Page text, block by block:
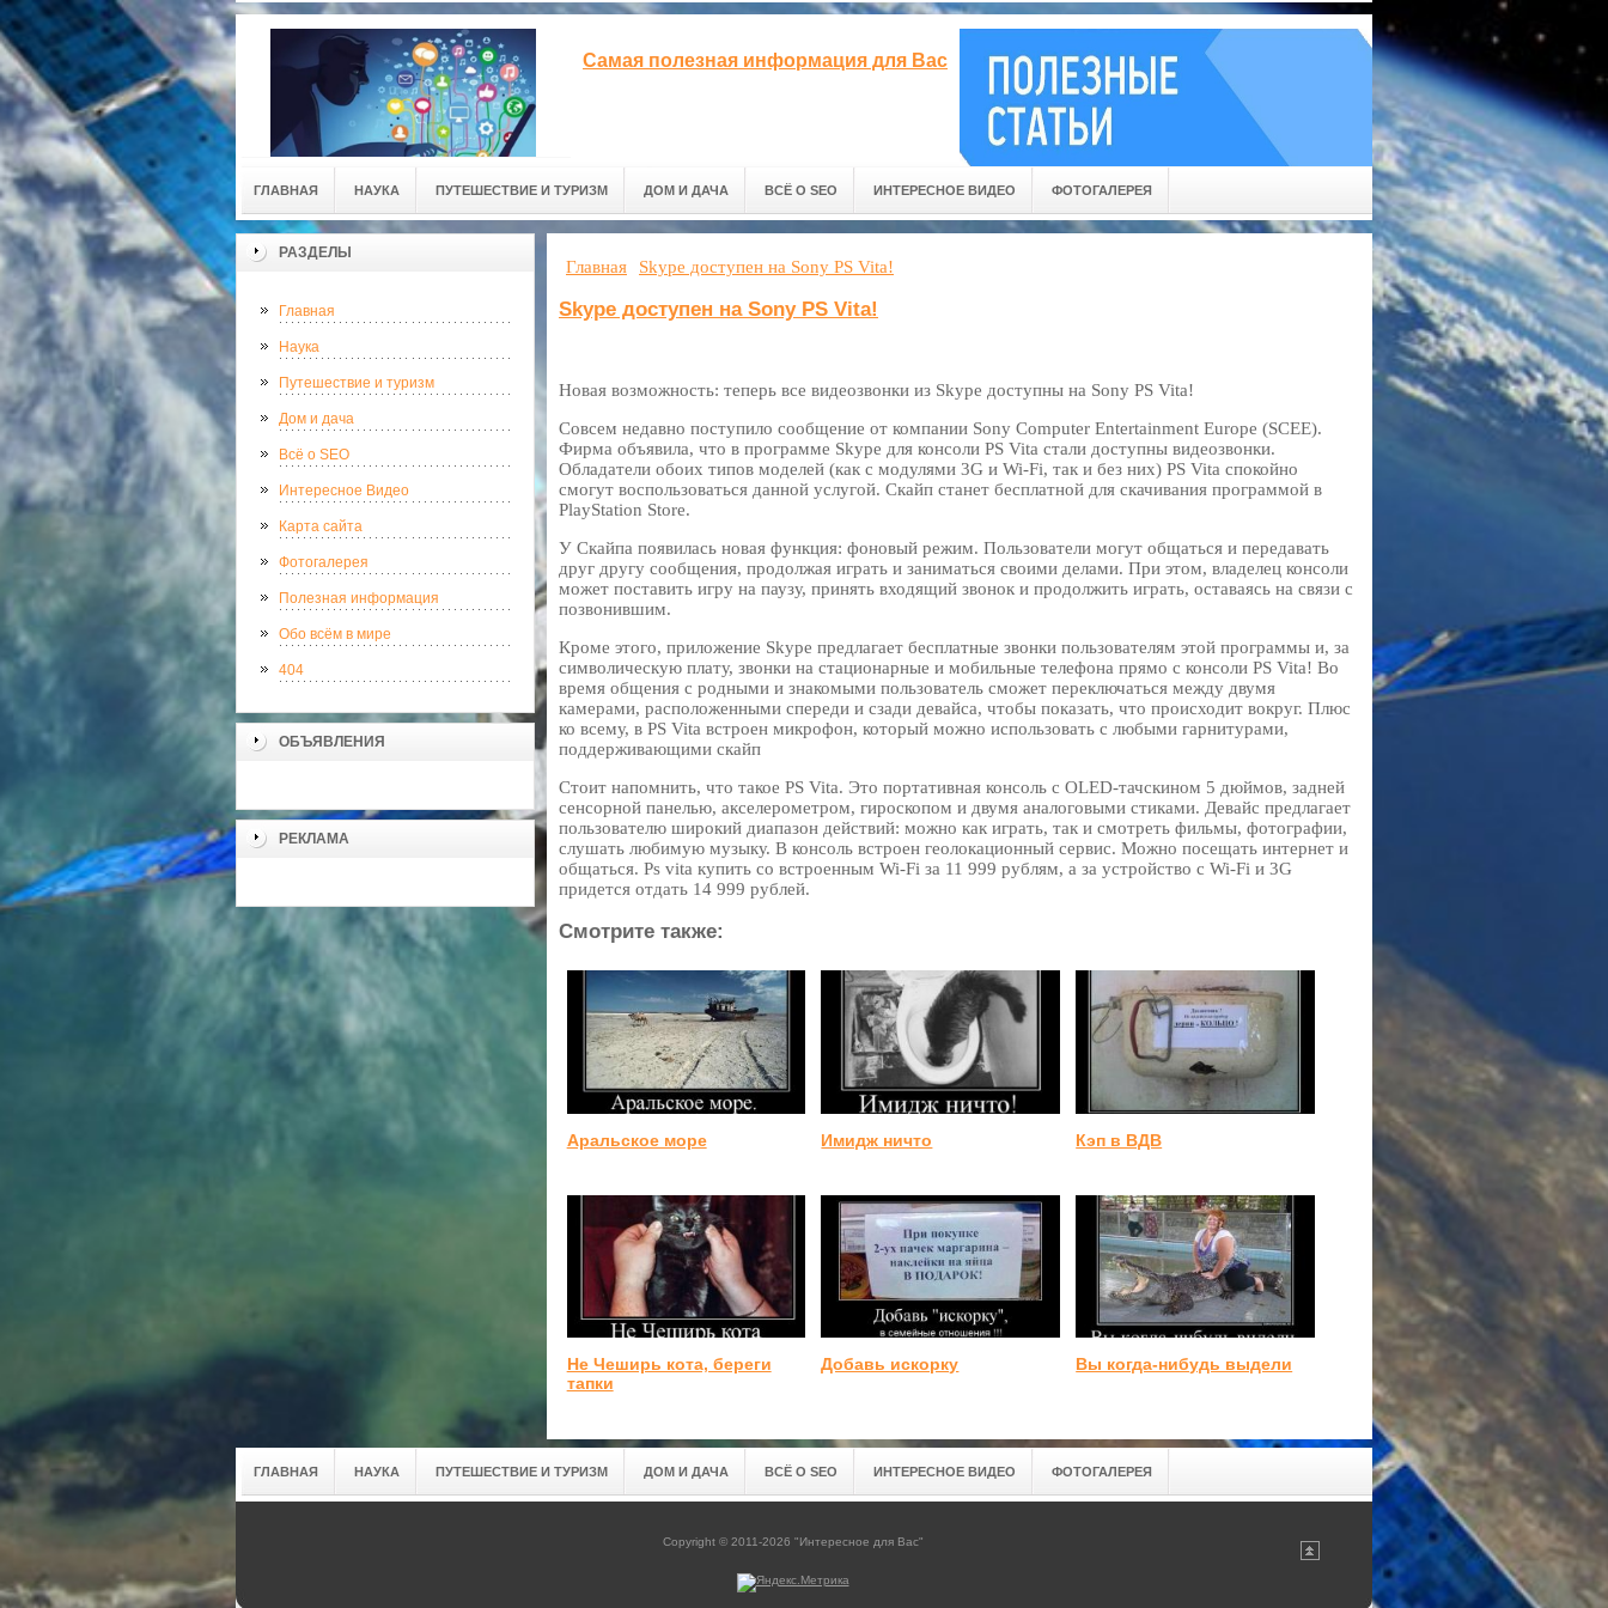
Самая полезная информация для Вас
ГЛАВНАЯ НАУКА ПУТЕШЕСТВИЕ И ТУРИЗМ ДОМ И ДАЧА ВСЁ О SEO ИНТЕРЕСНОЕ ВИДЕО ФОТОГАЛЕРЕЯ
РАЗДЕЛЫ
Главная
Наука
Путешествие и туризм
Дом и дача
Всё о SEO
Интересное Видео
Карта сайта
Фотогалерея
Полезная информация
Обо всём в мире
404
ОБЪЯВЛЕНИЯ
РЕКЛАМА
Главная Skype доступен на Sony PS Vita!
Skype доступен на Sony PS Vita!
Новая возможность: теперь все видеозвонки из Skype доступны на Sony PS Vita!
Совсем недавно поступило сообщение от компании Sony Computer Entertainment Europe (SCEE).
Фирма объявила, что в программе Skype для консоли PS Vita стали доступны видеозвонки.
Обладатели обоих типов моделей (как с модулями 3G и Wi-Fi, так и без них) PS Vita спокойно
смогут воспользоваться данной услугой. Скайп станет бесплатной для скачивания программой в
PlayStation Store.
У Скайпа появилась новая функция: фоновый режим. Пользователи могут общаться и передавать
друг другу сообщения, продолжая играть и заниматься своими делами. При этом, владелец консоли
может поставить игру на паузу, принять входящий звонок и продолжить играть, оставаясь на связи с
позвонившим.
Кроме этого, приложение Skype предлагает бесплатные звонки пользователям этой программы и, за
символическую плату, звонки на стационарные и мобильные телефона прямо с консоли PS Vita! Во
время общения с родными и знакомыми пользователь сможет переключаться между двумя
камерами, расположенными спереди и сзади девайса, чтобы показать, что происходит вокруг. Плюс
ко всему, в PS Vita встроен микрофон, который можно использовать с любыми гарнитурами,
поддерживающими скайп
Стоит напомнить, что такое PS Vita. Это портативная консоль с OLED-тачскином 5 дюймов, задней
сенсорной панелью, акселерометром, гироскопом и двумя аналоговыми стиками. Девайс предлагает
пользователю широкий диапазон действий: можно как играть, так и смотреть фильмы, фотографии,
слушать любимую музыку. В консоль встроен геолокационный сервис. Можно посещать интернет и
общаться. Ps vita купить со встроенным Wi-Fi за 11 999 рублям, а за устройство с Wi-Fi и 3G
придется отдать 14 999 рублей.
Смотрите также:
Аральское море Имидж ничто Кэп в ВДВ
Не Чеширь кота, береги
тапки
Добавь искорку Вы когда-нибудь выдели
ГЛАВНАЯ НАУКА ПУТЕШЕСТВИЕ И ТУРИЗМ ДОМ И ДАЧА ВСЁ О SEO ИНТЕРЕСНОЕ ВИДЕО ФОТОГАЛЕРЕЯ
Copyright © 2011-2026 "Интересное для Вас"